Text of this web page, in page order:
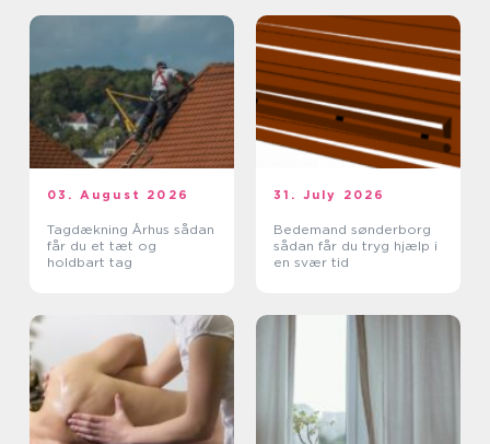
03. August 2026
Tagdækning Århus sådan
får du et tæt og
holdbart tag
31. July 2026
Bedemand sønderborg
sådan får du tryg hjælp i
en svær tid